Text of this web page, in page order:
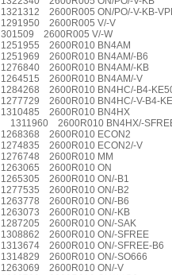
1321312 2600R005 ON/PO/-V-KB-
1291950 2600R005 V/-V
301509 2600R005 V/-W
1251955 2600R010 BN4AM
1251969 2600R010 BN4AM/-B6
1276840 2600R010 BN4AM/-KB
1264515 2600R010 BN4AM/-V
1284268 2600R010 BN4HC/-B4-
1277729 2600R010 BN4HC/-V-B4-
1310485 2600R010 BN4HX
1311960 2600R010 BN4HX/-
1268368 2600R010 ECON2
1274835 2600R010 ECON2/-V
1276748 2600R010 MM
1263065 2600R010 ON
1265305 2600R010 ON/-B1
1277535 2600R010 ON/-B2
1263778 2600R010 ON/-B6
1263073 2600R010 ON/-KB
1287205 2600R010 ON/-SAK
1308862 2600R010 ON/-SFREE
1313674 2600R010 ON/-SFREE-B6
1314829 2600R010 ON/-SO666
1263069 2600R010 ON/-V